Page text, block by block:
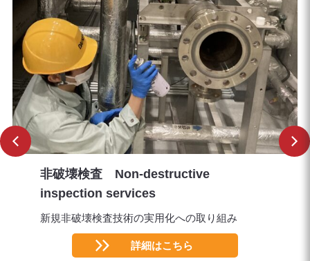
非破壊検査 Non-destructive
inspection services
新規非破壊検査技術の実用化への取り組み
詳細はこちら